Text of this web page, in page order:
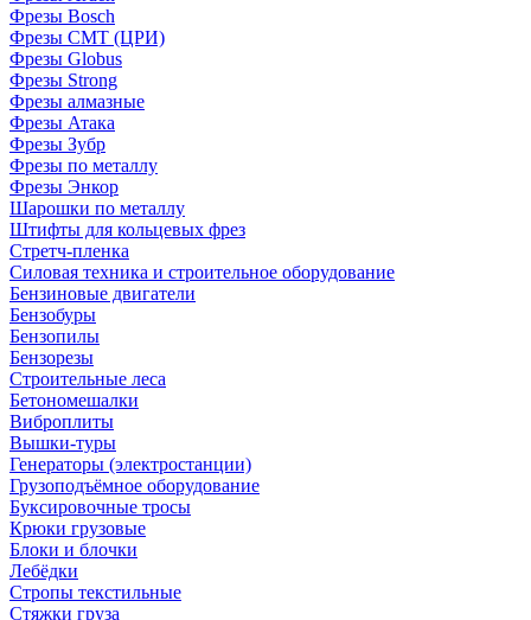
Фрезы Bosch
Фрезы CMT (ЦРИ)
Фрезы Globus
Фрезы Strong
Фрезы алмазные
Фрезы Атака
Фрезы Зубр
Фрезы по металлу
Фрезы Энкор
Шарошки по металлу
Штифты для кольцевых фрез
Стретч-пленка
Силовая техника и строительное оборудование
Бензиновые двигатели
Бензобуры
Бензопилы
Бензорезы
Строительные леса
Бетономешалки
Виброплиты
Вышки-туры
Генераторы (электростанции)
Грузоподъёмное оборудование
Буксировочные тросы
Крюки грузовые
Блоки и блочки
Лебёдки
Стропы текстильные
Стяжки груза